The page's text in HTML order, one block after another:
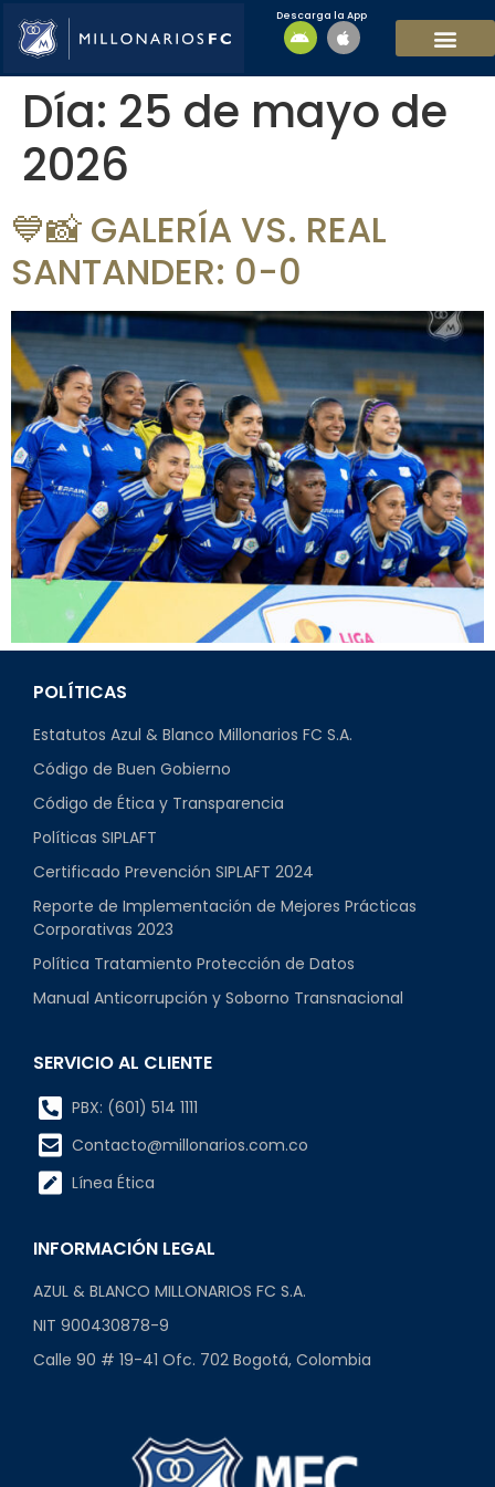
Descarga la App
Día: 25 de mayo de
2026
💙📸 GALERÍA VS. REAL
SANTANDER: 0-0
POLÍTICAS
Estatutos Azul & Blanco Millonarios FC S.A.
Código de Buen Gobierno
Código de Ética y Transparencia
Políticas SIPLAFT
Certificado Prevención SIPLAFT 2024
Reporte de Implementación de Mejores Prácticas
Corporativas 2023
Política Tratamiento Protección de Datos
Manual Anticorrupción y Soborno Transnacional
SERVICIO AL CLIENTE
PBX: (601) 514 1111
Contacto@millonarios.com.co
Línea Ética
INFORMACIÓN LEGAL
AZUL & BLANCO MILLONARIOS FC S.A.
NIT 900430878-9
Calle 90 # 19-41 Ofc. 702 Bogotá, Colombia